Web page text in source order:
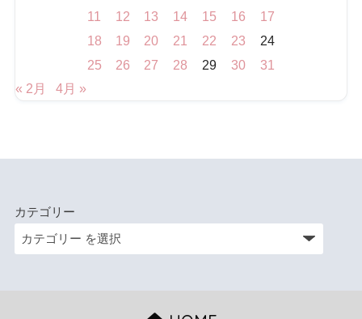
11
12 13 14 15 16
17
18
19 20 21 22 23
24
25
26 27 28 29 30
31
« 2月
4月 »
カテゴリー